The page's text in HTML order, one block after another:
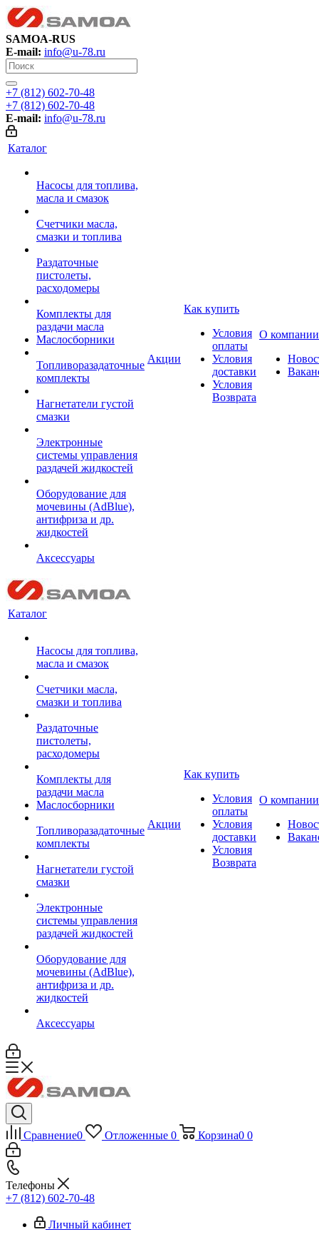
SAMOA-RUS
E-mail: info@u-78.ru
+7 (812) 602-70-48
+7 (812) 602-70-48
E-mail: info@u-78.ru
Каталог
Насосы для топлива,
масла и смазок
Счетчики масла,
смазки и топлива
Раздаточные
пистолеты,
расходомеры
Комплекты для
раздачи масла
Маслосборники
Топливоразадаточные
комплекты
Нагнетатели густой
смазки
Электронные
системы управления
раздачей жидкостей
Оборудование для
мочевины (AdBlue),
антифриза и др.
жидкостей
Аксессуары
Акции
Как купить
Условия
оплаты
Условия
доставки
Условия
Возврата
О компании
Каталог
Насосы для топлива,
масла и смазок
Счетчики масла,
смазки и топлива
Раздаточные
пистолеты,
расходомеры
Комплекты для
раздачи масла
Маслосборники
Топливоразадаточные
комплекты
Нагнетатели густой
смазки
Электронные
системы управления
раздачей жидкостей
Оборудование для
мочевины (AdBlue),
антифриза и др.
жидкостей
Аксессуары
Акции
Как купить
Условия
оплаты
Условия
доставки
Условия
Возврата
О компании
Сравнение0 Отложенные 0 Корзина0 0
Телефоны
+7 (812) 602-70-48
Личный кабинет